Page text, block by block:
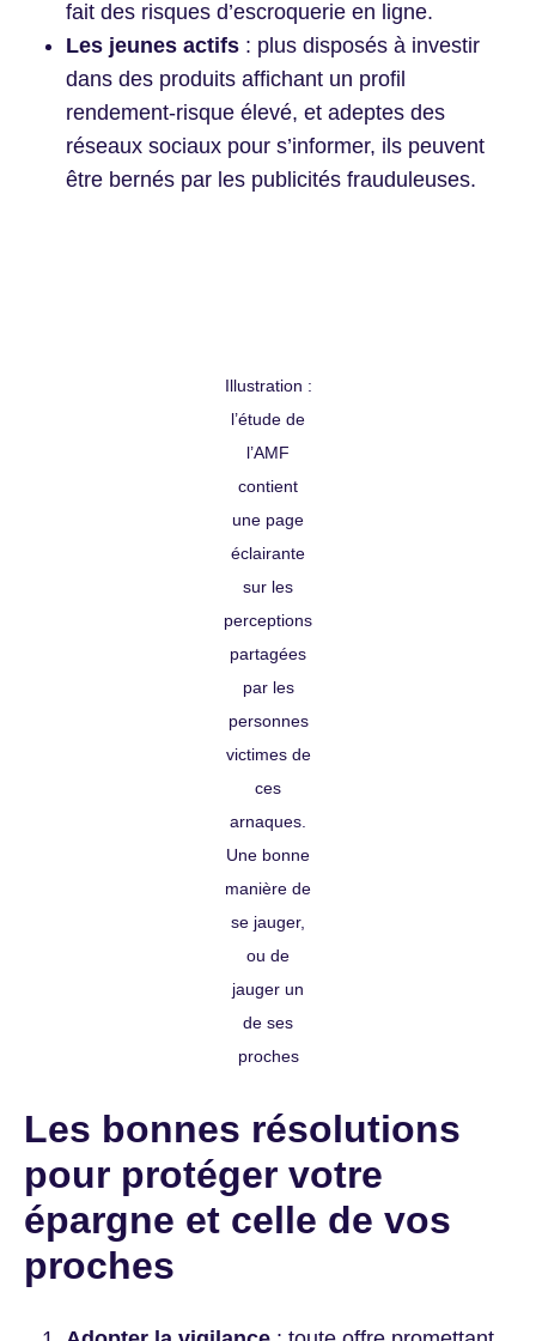
fait des risques d’escroquerie en ligne.
Les jeunes actifs : plus disposés à investir
dans des produits affichant un profil
rendement-risque élevé, et adeptes des
réseaux sociaux pour s’informer, ils peuvent
être bernés par les publicités frauduleuses.
Illustration :
l’étude de
l’AMF
contient
une page
éclairante
sur les
perceptions
partagées
par les
personnes
victimes de
ces
arnaques.
Une bonne
manière de
se jauger,
ou de
jauger un
de ses
proches
Les bonnes résolutions
pour protéger votre
épargne et celle de vos
proches